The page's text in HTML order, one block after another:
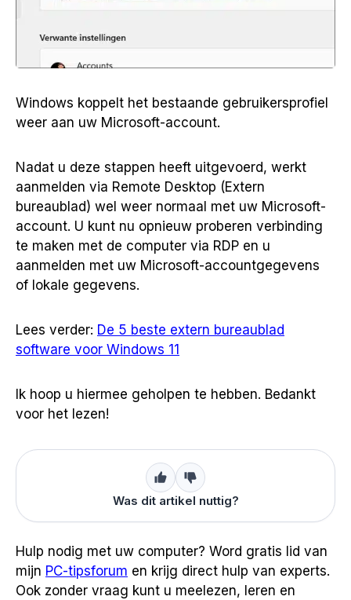
Windows koppelt het bestaande gebruikersprofiel
weer aan uw Microsoft-account.
Nadat u deze stappen heeft uitgevoerd, werkt
aanmelden via Remote Desktop (Extern
bureaublad) wel weer normaal met uw Microsoft-
account. U kunt nu opnieuw proberen verbinding
te maken met de computer via RDP en u
aanmelden met uw Microsoft-accountgegevens
of lokale gegevens.
Lees verder: De 5 beste extern bureaublad
software voor Windows 11
Ik hoop u hiermee geholpen te hebben. Bedankt
voor het lezen!
Was dit artikel nuttig?
Hulp nodig met uw computer? Word gratis lid van
mijn PC-tipsforum en krijg direct hulp van experts.
Ook zonder vraag kunt u meelezen, leren en